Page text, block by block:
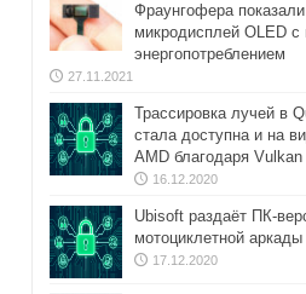
Фраунгофера
микродисплей OLED
энергопотреблением
27.11.2021
Трассировка лучей в
стала доступна и на
AMD благодаря Vulkan
16.12.2020
Ubisoft раздаёт ПК-
мотоциклетной
17.12.2020